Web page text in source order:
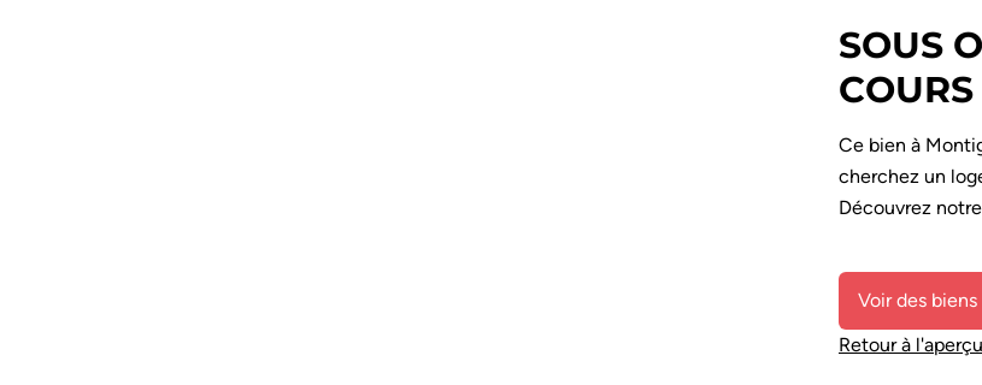
SOUS
Ce bien à
cherchez un
Découvrez
Voir des
Retour à l'aperçu